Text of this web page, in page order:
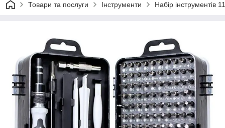
Товари та послуги Інструменти Набір інструментів